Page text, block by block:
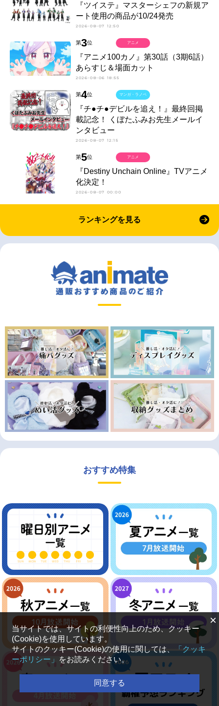
『ツイステ』マスターシェフの新規ア
ート使用の商品が10/24発売
2026-08-07 12:50
第3位
『アニメ100カノ』第30話（3期6話）
あらすじ＆場面カット
2026-08-06 18:55
アニメ
第4位
『チ●チ●デビルを追え！』最終回掲
載記念！ くぼたふみお先生メールイ
ンタビュー
2026-08-07 12:15
マンガ・ラノベ
第5位
『Destiny Unchain Online』TVアニメ
化決定！
2026-08-07 00:00
アニメ
ランキングを見る
おすすめ特集
×
当サイトでは、サイトの利便性向上のため、クッキー
(Cookie)を使用しています。
サイトのクッキー(Cookie)の使用に関しては、「クッキ
ーポリシー」
をお読みください。
同意する